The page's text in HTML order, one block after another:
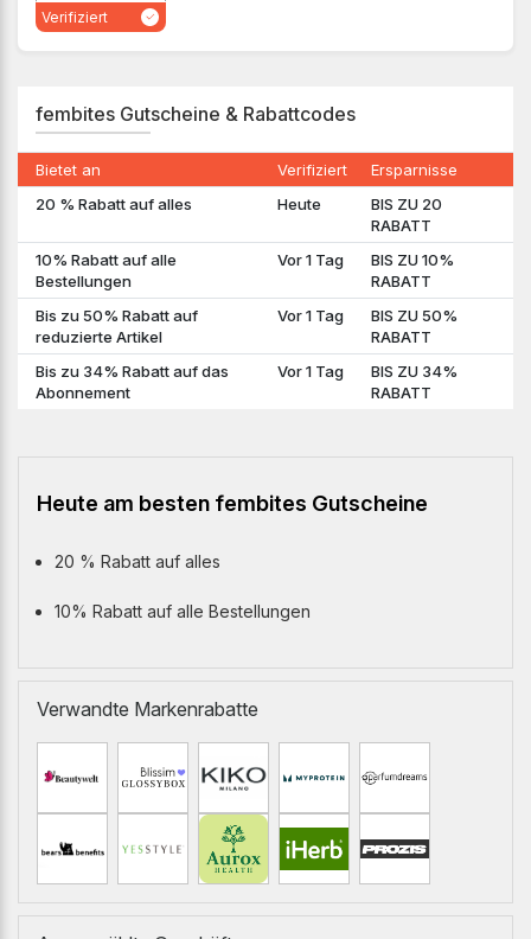
Verifiziert
fembites Gutscheine & Rabattcodes
Bietet an Verifiziert
Ersparnisse
20 % Rabatt auf alles
Heute
BIS ZU 20
RABATT
10% Rabatt auf alle
Bestellungen
Vor 1 Tag
BIS ZU 10%
RABATT
Bis zu 50% Rabatt auf
reduzierte Artikel
Vor 1 Tag
BIS ZU 50%
RABATT
Bis zu 34% Rabatt auf das
Abonnement
Vor 1 Tag
BIS ZU 34%
RABATT
Heute am besten fembites Gutscheine
20 % Rabatt auf alles
10% Rabatt auf alle Bestellungen
Verwandte Markenrabatte